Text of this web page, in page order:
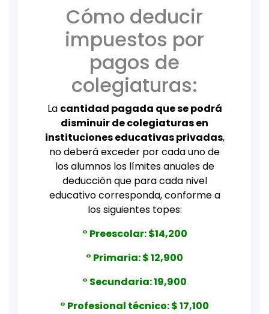
Cómo deducir
impuestos por
pagos de
colegiaturas:
La cantidad pagada que se podrá
disminuir de colegiaturas en
instituciones educativas privadas,
no deberá exceder por cada uno de
los alumnos los límites anuales de
deducción que para cada nivel
educativo corresponda, conforme a
los siguientes topes:
° Preescolar: $14,200
° Primaria: $ 12,900
° Secundaria: 19,900
° Profesional técnico: $ 17,100